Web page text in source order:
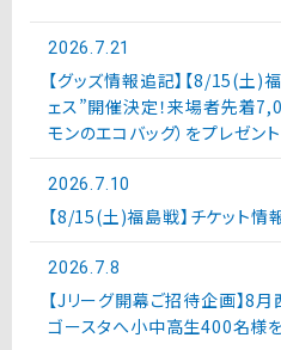
2026.7.21
【グッズ情報追記】【8/15(土)
ェス”開催決定！来場者先着
モンのエコバッグ）をプレゼント
2026.7.10
【8/15(土)福島戦】チケット情
2026.7.8
【Jリーグ開幕ご招待企画】8
ゴースタへ小中高生400名様